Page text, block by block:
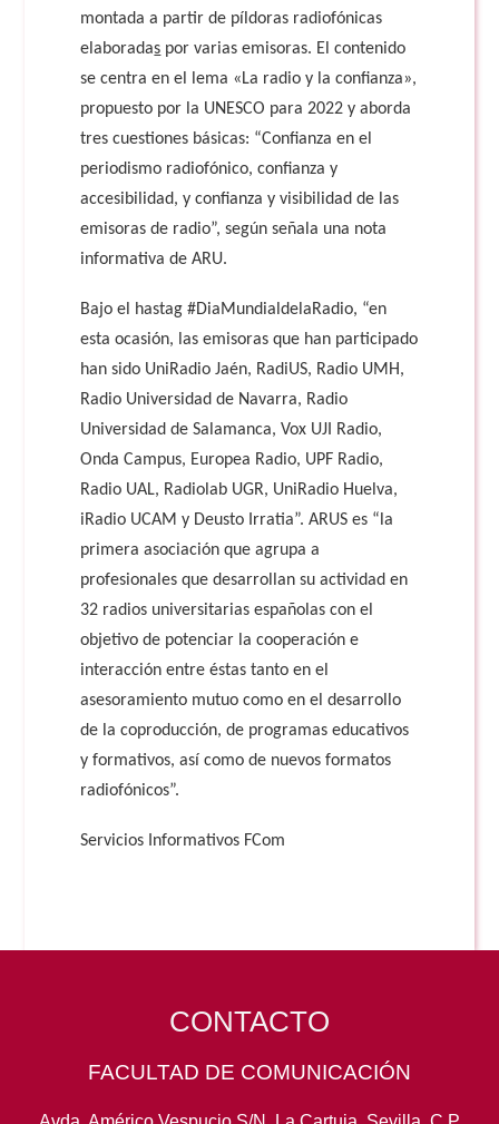
montada a partir de píldoras radiofónicas
elaboradas por varias emisoras. El contenido
se centra en el lema «La radio y la confianza»,
propuesto por la UNESCO para 2022 y aborda
tres cuestiones básicas: “Confianza en el
periodismo radiofónico, confianza y
accesibilidad, y confianza y visibilidad de las
emisoras de radio”, según señala una nota
informativa de ARU.
Bajo el hastag #DiaMundialdelaRadio, “en
esta ocasión, las emisoras que han participado
han sido UniRadio Jaén, RadiUS, Radio UMH,
Radio Universidad de Navarra, Radio
Universidad de Salamanca, Vox UJI Radio,
Onda Campus, Europea Radio, UPF Radio,
Radio UAL, Radiolab UGR, UniRadio Huelva,
iRadio UCAM y Deusto Irratia”. ARUS es “la
primera asociación que agrupa a
profesionales que desarrollan su actividad en
32 radios universitarias españolas con el
objetivo de potenciar la cooperación e
interacción entre éstas tanto en el
asesoramiento mutuo como en el desarrollo
de la coproducción, de programas educativos
y formativos, así como de nuevos formatos
radiofónicos”.
Servicios Informativos FCom
CONTACTO
FACULTAD DE COMUNICACIÓN